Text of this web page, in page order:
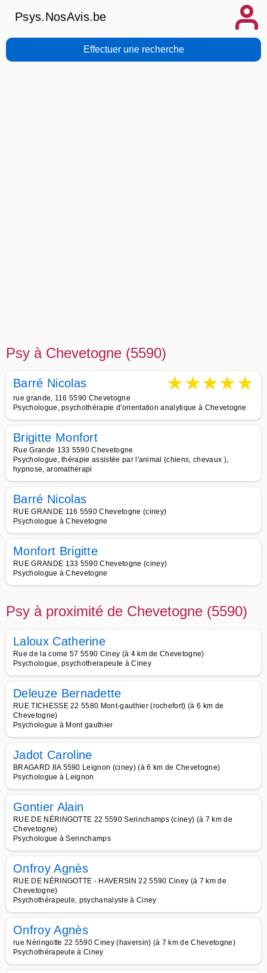
Psys.NosAvis.be
Effectuer une recherche
Psy à Chevetogne (5590)
Barré Nicolas ★★★★★
rue grande, 116 5590 Chevetogne
Psychologue, psychothérapie d'orientation analytique à Chevetogne
Brigitte Monfort
Rue Grande 133 5590 Chevetogne
Psychologue, thérapie assistée par l'animal (chiens, chevaux ),
hypnose, aromathérapi
Barré Nicolas
RUE GRANDE 116 5590 Chevetogne (ciney)
Psychologue à Chevetogne
Monfort Brigitte
RUE GRANDE 133 5590 Chevetogne (ciney)
Psychologue à Chevetogne
Psy à proximité de Chevetogne (5590)
Laloux Catherine
Rue de la corne 57 5590 Ciney (à 4 km de Chevetogne)
Psychologue, psychotherapeute à Ciney
Deleuze Bernadette
RUE TICHESSE 22 5580 Mont-gauthier (rochefort) (à 6 km de
Chevetogne)
Psychologue à Mont gauthier
Jadot Caroline
BRAGARD 8A 5590 Leignon (ciney) (à 6 km de Chevetogne)
Psychologue à Leignon
Gontier Alain
RUE DE NÉRINGOTTE 22 5590 Serinchamps (ciney) (à 7 km de
Chevetogne)
Psychologue à Serinchamps
Onfroy Agnès
RUE DE NÉRINGOTTE - HAVERSIN 22 5590 Ciney (à 7 km de
Chevetogne)
Psychothérapeute, psychanalyste à Ciney
Onfroy Agnès
rue Néringotte 22 5590 Ciney (haversin) (à 7 km de Chevetogne)
Psychothérapeute à Ciney